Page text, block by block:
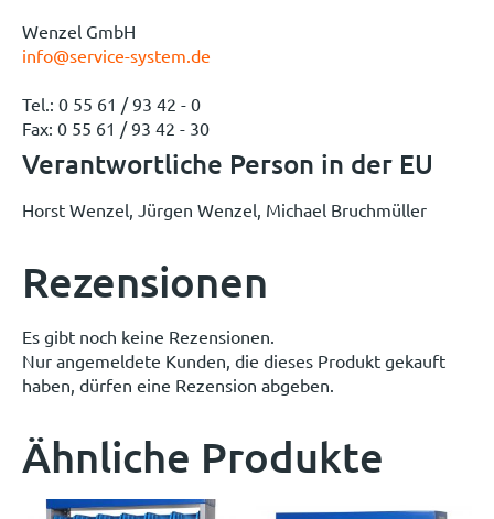
Wenzel GmbH
info@service-system.de
Tel.: 0 55 61 / 93 42 - 0
Fax: 0 55 61 / 93 42 - 30
Verantwortliche Person in der EU
Horst Wenzel, Jürgen Wenzel, Michael Bruchmüller
Rezensionen
Es gibt noch keine Rezensionen.
Nur angemeldete Kunden, die dieses Produkt gekauft
haben, dürfen eine Rezension abgeben.
Ähnliche Produkte